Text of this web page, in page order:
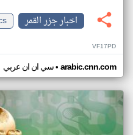
اخبار جزر القمر
VF17PD
سي ان ان عربي• arabic.cnn.com